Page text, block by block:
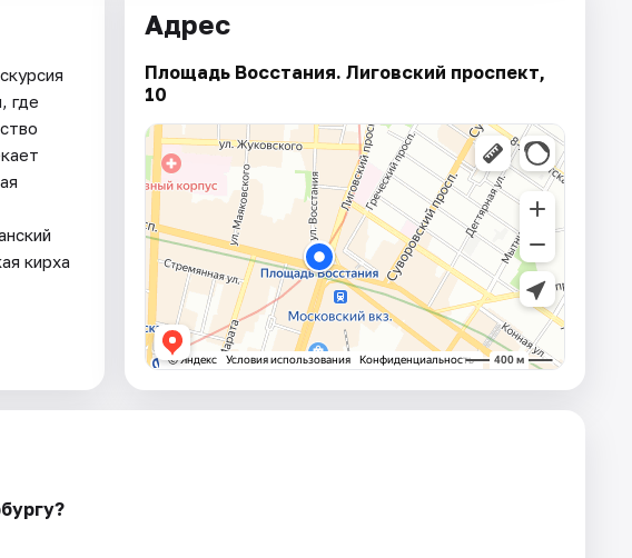
где
кирха
Адрес
Площадь Восстания. Лиговский проспект,
10